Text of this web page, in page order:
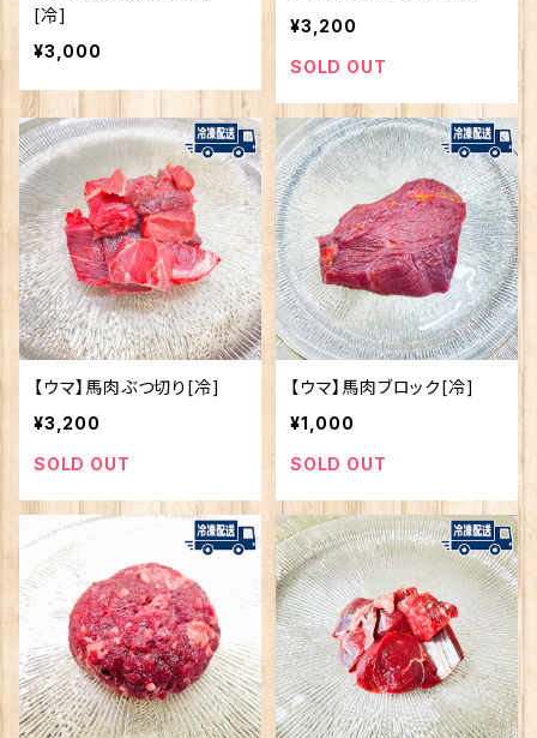
[冷]
¥3,000
¥3,200
SOLD OUT
【ウマ】馬肉ぶつ切り[冷]
¥3,200
SOLD OUT
【ウマ】馬肉ブロック[冷]
¥1,000
SOLD OUT